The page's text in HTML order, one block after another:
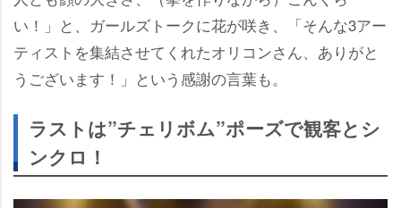
い！」と、ガールズトークに花が咲き、「そんな3アー
ティストを集結させてくれたオリコンさん、ありがと
うございます！」という感謝の言葉も。
ラストは”チェリボム”ポーズで観客とシ
ンクロ！